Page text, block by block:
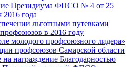
Президиума ФПСО № 4 от 25
2016 года
льготными путевками
в 2016 году
молодого профсоюзного лидера»
профсоюзов Самарской области
на награждение Благодарностью